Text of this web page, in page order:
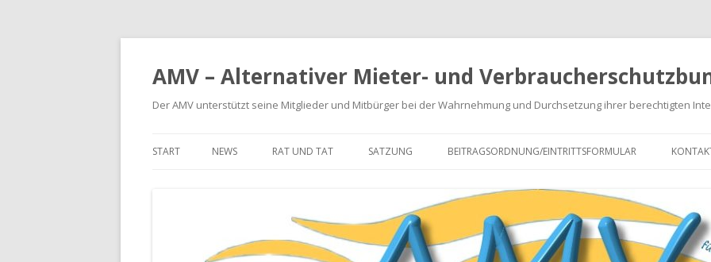
AMV – Alternativer Mieter- und
Der AMV unterstützt seine Mitglieder und Mitbürger bei der Wahrnehmung und Durchsetzung ihrer berechtigten
zum
START NEWS RAT UND TAT
MIETERHÖHUNGEN
MIETMÄNGEL
SATZUNG BEITRAGSORDNUNG/EINTRITTSFORMULAR